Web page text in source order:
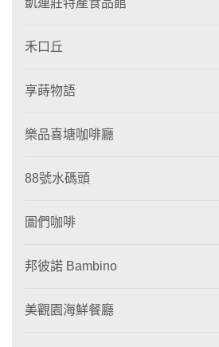
禾口丘
享蒔物語
樂品喜塘咖啡廳
88號水碼頭
圖們咖啡
邦彼諾 Bambino
美觀園海鮮餐廳